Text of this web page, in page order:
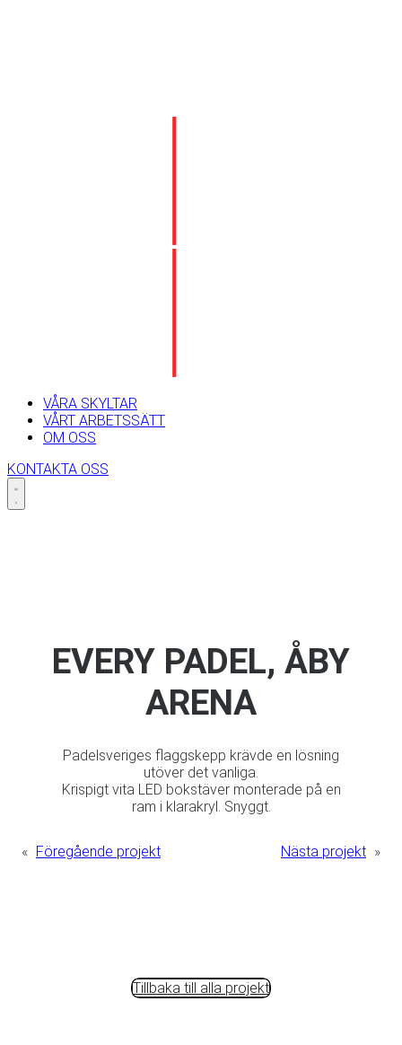
VÅRA SKYLTAR
VÅRT ARBETSSÄTT
OM OSS
KONTAKTA OSS
EVERY PADEL, ÅBY
ARENA
Padelsveriges flaggskepp krävde en lösning
utöver det vanliga.
Krispigt vita LED bokstäver monterade på en
ram i klarakryl. Snyggt.
« Föregående projekt Nästa projekt »
Tillbaka till alla projekt